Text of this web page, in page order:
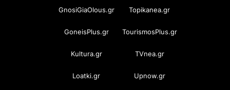
GnosiGiaOlous.gr Topikanea.gr
GoneisPlus.gr TourismosPlus.gr
Kultura.gr TVnea.gr
Loatki.gr Upnow.gr